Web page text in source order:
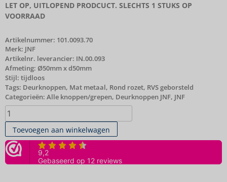
LET OP, UITLOPEND PRODCUCT. SLECHTS 1 STUKS OP
VOORRAAD
Artikelnummer: 101.0093.70
Merk: JNF
Artikelnr. leverancier: IN.00.093
Afmeting: Ø50mm x d50mm
Stijl: tijdloos
Tags: Deurknoppen, Mat metaal, Rond rozet, RVS geborsteld
Categorieën: Alle knoppen/grepen, Deurknoppen JNF, JNF
Toevoegen aan winkelwagen